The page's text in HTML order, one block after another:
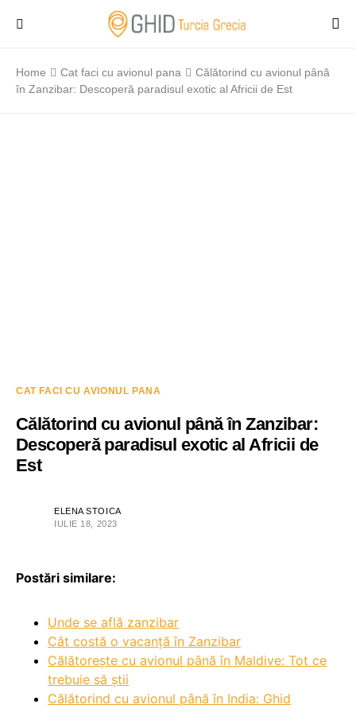
Home Cat faci cu avionul pana
Călătorind cu avionul până
în Zanzibar: Descoperă paradisul exotic al Africii de Est
CAT FACI CU AVIONUL PANA
Călătorind cu avionul până în Zanzibar:
Descoperă paradisul exotic al Africii de
Est
ELENA STOICA
IULIE 18, 2023
Postări similare:
Unde se află zanzibar
Cât costă o vacanță în Zanzibar
Călătorește cu avionul până în Maldive: Tot ce
trebuie să știi
Călătorind cu avionul până în India: Ghid